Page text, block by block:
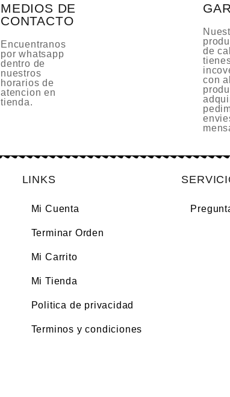
MEDIOS DE
CONTACTO
Encuentranos
por whatsapp
dentro de
nuestros
horarios de
atencion en
tienda.
de
con
LINKS
Mi Cuenta
Terminar Orden
Mi Carrito
Mi Tienda
Politica de privacidad
Terminos y condiciones